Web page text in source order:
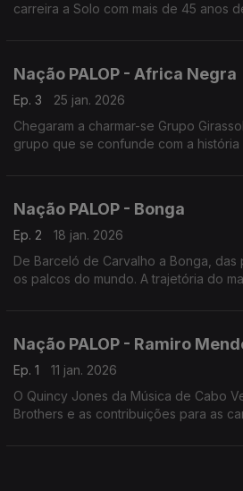
carreira a Solo com mais de 45 anos
Nação PALOP - Africa Negra
Ep. 3
25 jan. 2026
Chegaram a charmar-se Grupo
grupo que se confunde com a história
Nação PALOP - Bonga
Ep. 2
18 jan. 2026
De Barceló de Carvalho a Bonga, das pistas de atletismo para
os palcos do mundo. A trajetória do mais internacional dos
Nação PALOP - Ramiro
Ep. 1
11 jan. 2026
O Quincy Jones da Música de Cabo
Brothers e as contribuições para as